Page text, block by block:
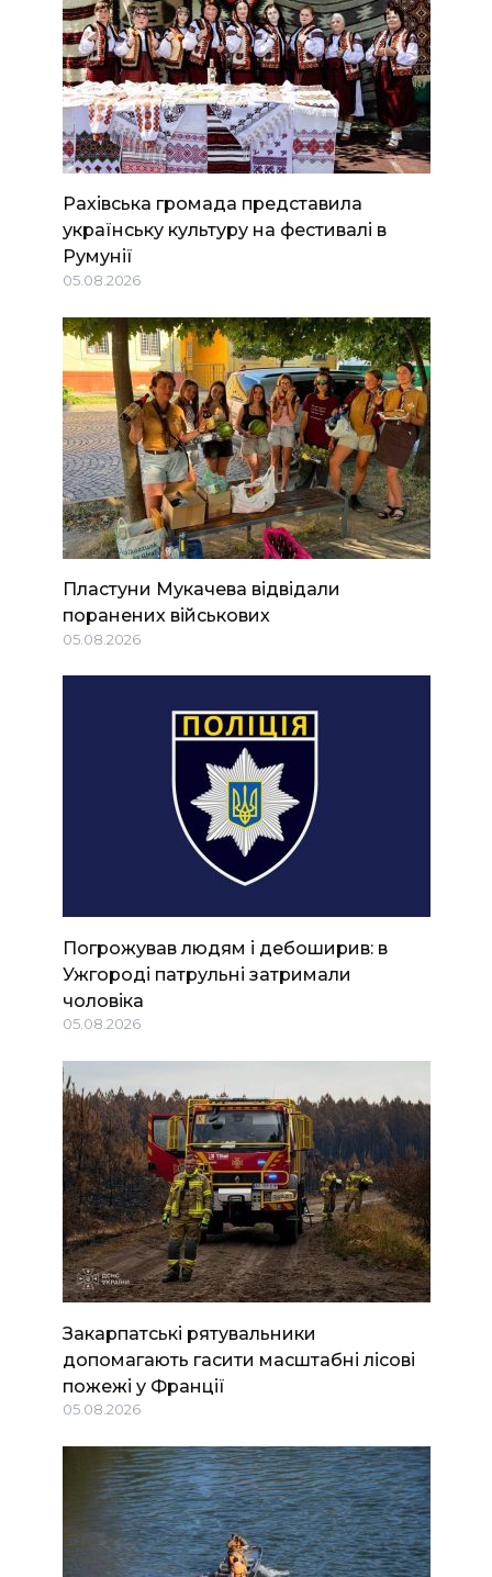
Рахівська громада представила
українську культуру на фестивалі в
Румунії
05.08.2026
Пластуни Мукачева відвідали
поранених військових
05.08.2026
Погрожував людям і дебоширив: в
Ужгороді патрульні затримали
чоловіка
05.08.2026
Закарпатські рятувальники
допомагають гасити масштабні лісові
пожежі у Франції
05.08.2026